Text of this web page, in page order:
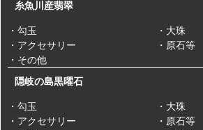
糸魚川産翡翠
・勾玉
・大珠
・アクセサリー
・原石等
・その他
隠岐の島黒曜石
・勾玉
・大珠
・アクセサリー
・原石等